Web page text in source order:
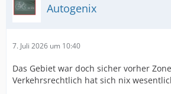
Autogenix
7. Juli 2026 um 10:40
Das Gebiet war doch sicher vorher
Verkehrsrechtlich hat sich nix